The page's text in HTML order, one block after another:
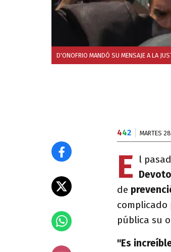
D'ONOFRIO MANDÓ SU MENSAJE A LA
442 MARTES
E l
Devoto
de
complicado
pública su
"Es